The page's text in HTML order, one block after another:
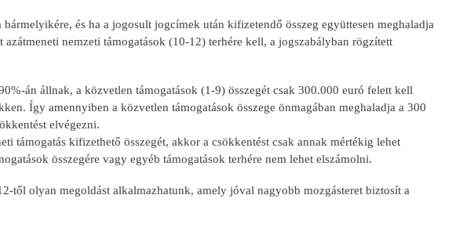
és ha a jogosult jogcímek után kifizetendő összeg együttesen meghaladja
nemzeti támogatások (10-12) terhére kell, a jogszabályban rögzített
án állnak, a közvetlen támogatások (1-9) összegét csak 300.000 euró felett kell
Így amennyiben a közvetlen támogatások összege önmagában meghaladja a 300
elvégezni.
támogatás kifizethető összegét, akkor a csökkentést csak annak mértékig lehet
összegére vagy egyéb támogatások terhére nem lehet elszámolni.
től olyan megoldást alkalmazhatunk, amely jóval nagyobb mozgásteret biztosít a